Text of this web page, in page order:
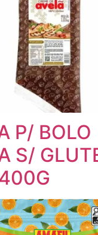
P/ BOLO
S/